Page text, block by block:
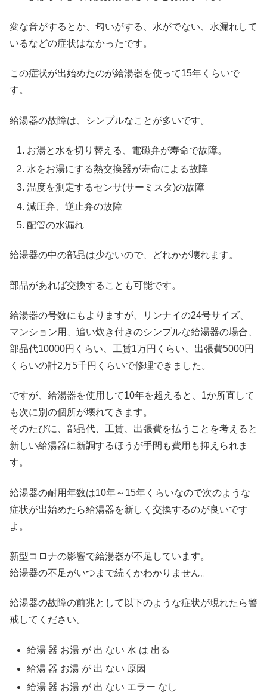
変な音がするとか、匂いがする、水がでない、水漏れして
いるなどの症状はなかったです。
この症状が出始めたのが給湯器を使って15年くらいで
す。
給湯器の故障は、シンプルなことが多いです。
お湯と水を切り替える、電磁弁が寿命で故障。
水をお湯にする熱交換器が寿命による故障
温度を測定するセンサ(サーミスタ)の故障
減圧弁、逆止弁の故障
配管の水漏れ
給湯器の中の部品は少ないので、どれかが壊れます。
部品があれば交換することも可能です。
給湯器の号数にもよりますが、リンナイの24号サイズ、
マンション用、追い炊き付きのシンプルな給湯器の場合、
部品代10000円くらい、工賃1万円くらい、出張費5000円
くらいの計2万5千円くらいで修理できました。
ですが、給湯器を使用して10年を超えると、1か所直して
も次に別の個所が壊れてきます。
そのたびに、部品代、工賃、出張費を払うことを考えると
新しい給湯器に新調するほうが手間も費用も抑えられま
す。
給湯器の耐用年数は10年～15年くらいなので次のような
症状が出始めたら給湯器を新しく交換するのが良いです
よ。
新型コロナの影響で給湯器が不足しています。
給湯器の不足がいつまで続くかわかりません。
給湯器の故障の前兆として以下のような症状が現れたら警
戒してください。
給湯 器 お湯 が 出 ない 水 は 出る
給湯 器 お湯 が 出 ない 原因
給湯 器 お湯 が 出 ない エラー なし